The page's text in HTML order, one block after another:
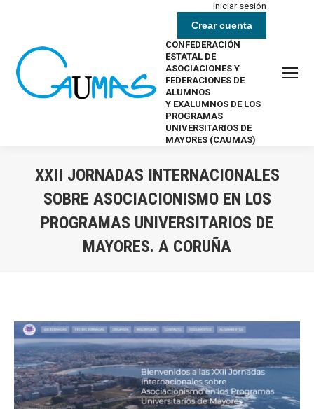
Iniciar sesión
Crear cuenta
CONFEDERACIÓN
ESTATAL DE
ASOCIACIONES Y
FEDERACIONES DE
ALUMNOS
Y EXALUMNOS DE LOS
PROGRAMAS
UNIVERSITARIOS DE
MAYORES (CAUMAS)
XXII JORNADAS INTERNACIONALES
SOBRE ASOCIACIONISMO EN LOS
PROGRAMAS UNIVERSITARIOS DE
MAYORES. A CORUÑA